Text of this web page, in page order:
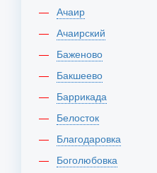
Ачаир
Ачаирский
Баженово
Бакшеево
Баррикада
Белосток
Благодаровка
Боголюбовка